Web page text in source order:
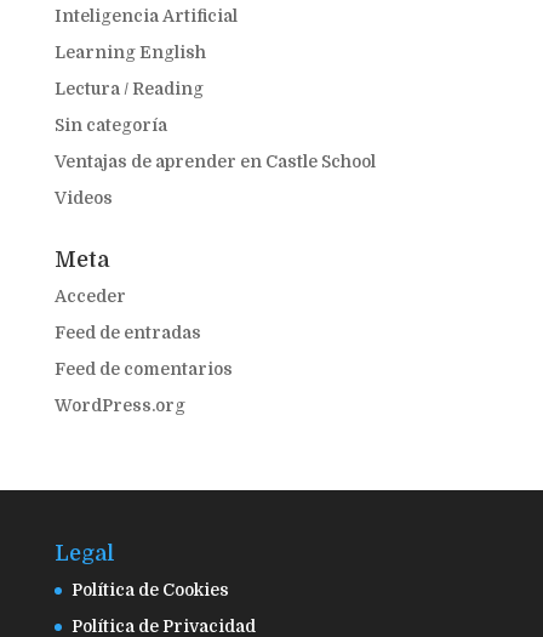
Inteligencia Artificial
Learning English
Lectura / Reading
Sin categoría
Ventajas de aprender en Castle School
Videos
Meta
Acceder
Feed de entradas
Feed de comentarios
WordPress.org
Legal
Política de Cookies
Política de Privacidad